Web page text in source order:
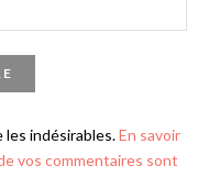
indésirables.En savoir
vos commentaires sont